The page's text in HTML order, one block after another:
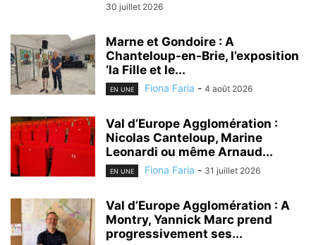
30 juillet 2026
Marne et Gondoire : A
Chanteloup-en-Brie, l’exposition
‘la Fille et le...
EN UNE Fiona Faria - 4 août 2026
Val d’Europe Agglomération :
Nicolas Canteloup, Marine
Leonardi ou même Arnaud...
EN UNE Fiona Faria - 31 juillet 2026
Val d’Europe Agglomération : A
Montry, Yannick Marc prend
progressivement ses...